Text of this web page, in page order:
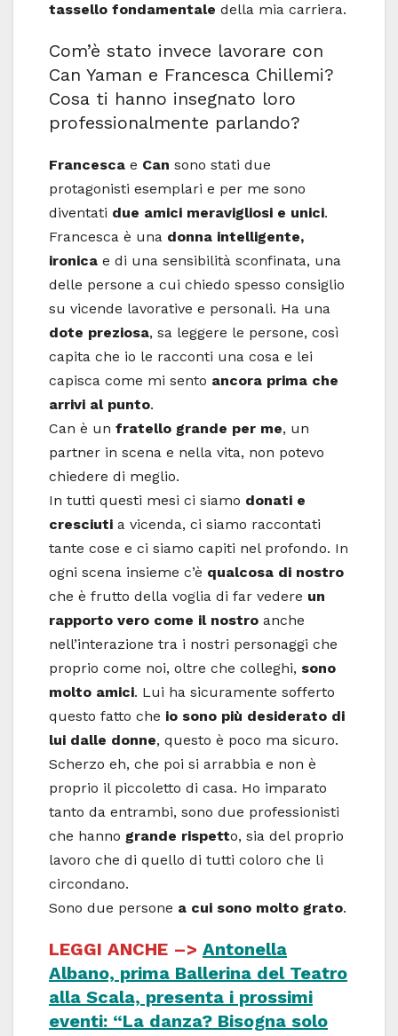
tassello fondamentale della mia carriera.
Com’è stato invece lavorare con
Can Yaman e Francesca Chillemi?
Cosa ti hanno insegnato loro
professionalmente parlando?
Francesca e Can sono stati due
protagonisti esemplari e per me sono
diventati due amici meravigliosi e unici.
Francesca è una donna intelligente,
ironica e di una sensibilità sconfinata, una
delle persone a cui chiedo spesso consiglio
su vicende lavorative e personali. Ha una
dote preziosa, sa leggere le persone, così
capita che io le racconti una cosa e lei
capisca come mi sento ancora prima che
arrivi al punto.
Can è un fratello grande per me, un
partner in scena e nella vita, non potevo
chiedere di meglio.
In tutti questi mesi ci siamo donati e
cresciuti a vicenda, ci siamo raccontati
tante cose e ci siamo capiti nel profondo. In
ogni scena insieme c’è qualcosa di nostro
che è frutto della voglia di far vedere un
rapporto vero come il nostro anche
nell’interazione tra i nostri personaggi che
proprio come noi, oltre che colleghi, sono
molto amici. Lui ha sicuramente sofferto
questo fatto che io sono più desiderato di
lui dalle donne, questo è poco ma sicuro.
Scherzo eh, che poi si arrabbia e non è
proprio il piccoletto di casa. Ho imparato
tanto da entrambi, sono due professionisti
che hanno grande rispetto, sia del proprio
lavoro che di quello di tutti coloro che li
circondano.
Sono due persone a cui sono molto grato.
LEGGI ANCHE –> Antonella
Albano, prima Ballerina del Teatro
alla Scala, presenta i prossimi
eventi: “La danza? Bisogna solo